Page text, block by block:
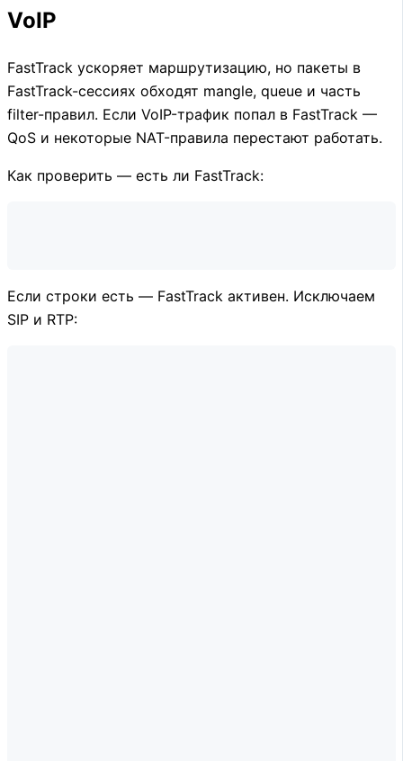
VoIP
FastTrack ускоряет маршрутизацию, но пакеты в
FastTrack-сессиях обходят mangle, queue и часть
filter-правил. Если VoIP-трафик попал в FastTrack —
QoS и некоторые NAT-правила перестают работать.
Как проверить — есть ли FastTrack:
Если строки есть — FastTrack активен. Исключаем
SIP и RTP: